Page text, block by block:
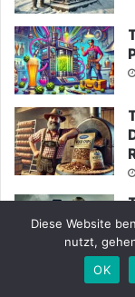
Diese Website
nutzt,
OK